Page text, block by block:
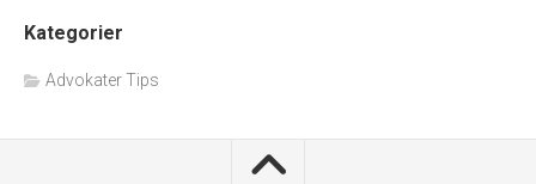
Kategorier
Advokater Tips